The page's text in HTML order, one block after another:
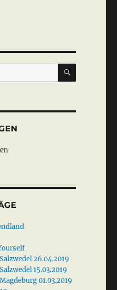
SUCHEN
26.04.2019
15.03.2019
01.03.2019